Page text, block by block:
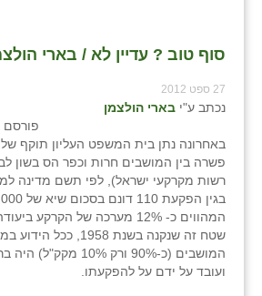
סוף טוב ? עדיין לא / בארי
27 ספט 2012
נכתב ע"י בארי הולצמן
פורסם ביום
באחרונה נתן בית המשפט העליון תוקף
פשרה בין המושבים חרות וכפר הס בשון
רשות מקרקעי ישראל), לפי תשם מדינה
המהווים כ- 12% מערכה של הקרקע
שטח זה שנקנה בשנת
המושבים (כ-90% ורק
ועובד על ידם על להפקעתו.
שכניה
תלמי יוסף
בוסתן הגליל